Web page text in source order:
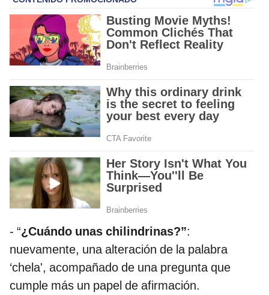
- “¿Cuándo unas chilindrinas?”:
nuevamente, una alteración de la palabra
‘chela', acompañado de una pregunta que
cumple más un papel de afirmación.